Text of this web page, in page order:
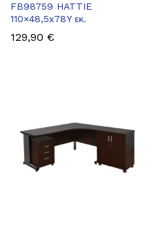
FB98759 HATTIE
110×48,5x78Y εκ.
129,90 €